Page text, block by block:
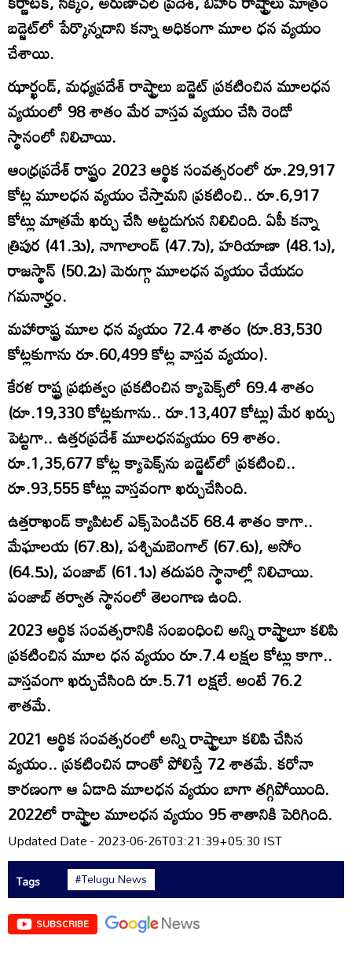
బడ్జెట్‌లో పేర్కొన్నదాని కన్నా అధికంగా మూల ధన వ్యయం
చేశాయి.
ఝార్ఖండ్‌, మధ్యప్రదేశ్‌ రాష్ట్రాలు బడ్జెట్‌ ప్రకటించిన మూలధన
వ్యయంలో 98 శాతం మేర వాస్తవ వ్యయం చేసి రెండో
స్థానంలో నిలిచాయి.
ఆంధ్రప్రదేశ్‌ రాష్ట్రం 2023 ఆర్థిక సంవత్సరంలో రూ.29,917
కోట్ల మూలధన వ్యయం చేస్తామని ప్రకటించి.. రూ.6,917
కోట్లు మాత్రమే ఖర్చు చేసి అట్టడుగున నిలిచింది. ఏపీ కన్నా
త్రిపుర (41.3ు), నాగాలాండ్‌ (47.7ు), హరియాణా (48.1ు),
రాజస్థాన్‌ (50.2ు) మెరుగ్గా మూలధన వ్యయం చేయడం
గమనార్హం.
మహారాష్ట్ర మూల ధన వ్యయం 72.4 శాతం (రూ.83,530
కోట్లకుగాను రూ.60,499 కోట్ల వాస్తవ వ్యయం).
కేరళ రాష్ట్ర ప్రభుత్వం ప్రకటించిన క్యాపెక్స్‌లో 69.4 శాతం
(రూ.19,330 కోట్లకుగాను.. రూ.13,407 కోట్లు) మేర ఖర్చు
పెట్టగా.. ఉత్తరప్రదేశ్‌ మూలధనవ్యయం 69 శాతం.
రూ.1,35,677 కోట్ల క్యాపెక్స్‌ను బడ్జెట్‌లో ప్రకటించి..
రూ.93,555 కోట్లు వాస్తవంగా ఖర్చుచేసింది.
ఉత్తరాఖండ్‌ క్యాపిటల్‌ ఎక్స్‌పెండిచర్‌ 68.4 శాతం కాగా..
మేఘాలయ (67.8ు), పశ్చిమబెంగాల్‌ (67.6ు), అసోం
(64.5ు), పంజాబ్‌ (61.1ు) తదుపరి స్థానాల్లో నిలిచాయి.
పంజాబ్‌ తర్వాత స్థానంలో తెలంగాణ ఉంది.
2023 ఆర్థిక సంవత్సరానికి సంబంధించి అన్ని రాష్ట్రాలూ కలిపి
ప్రకటించిన మూల ధన వ్యయం రూ.7.4 లక్షల కోట్లు కాగా..
వాస్తవంగా ఖర్చుచేసింది రూ.5.71 లక్షలే. అంటే 76.2
శాతమే.
2021 ఆర్థిక సంవత్సరంలో అన్ని రాష్ట్రాలూ కలిపి చేసిన
వ్యయం.. ప్రకటించిన దాంతో పోలిస్తే 72 శాతమే. కరోనా
కారణంగా ఆ ఏడాది మూలధన వ్యయం బాగా తగ్గిపోయింది.
2022లో రాష్ట్రాల మూలధన వ్యయం 95 శాతానికి పెరిగింది.
Updated Date - 2023-06-26T03:21:39+05:30 IST
Tags #Telugu News
SUBSCRIBE